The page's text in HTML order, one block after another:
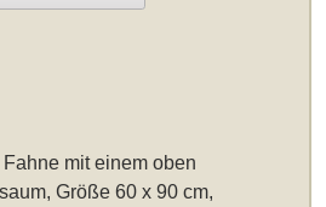
Fahne mit einem oben
, Größe 60 x 90 cm,